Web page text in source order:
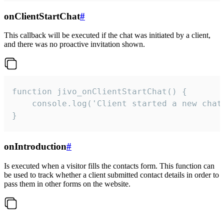
onClientStartChat#
This callback will be executed if the chat was initiated by a client,
and there was no proactive invitation shown.
function jivo_onClientStartChat() {
console.log('Client started a new
}
onIntroduction#
Is executed when a visitor fills the contacts form. This function can
be used to track whether a client submitted contact details in order to
pass them in other forms on the website.